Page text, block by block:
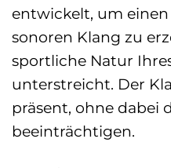
entwickelt, um
sonoren Klang zu
sportliche Natur
unterstreicht. Der
präsent, ohne dabei
beeinträchtigen.